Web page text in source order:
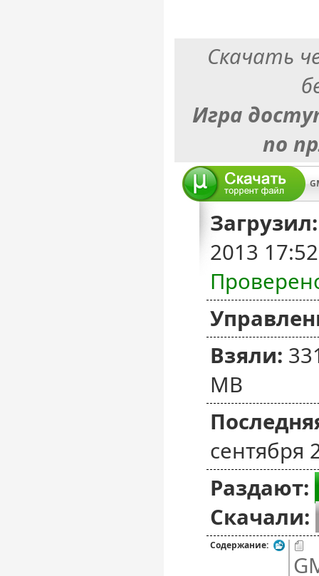
Скачать
Игра
по
Загрузил:
2013
Взяли:
MB
сентября
Раздают:
Скачали:
Содержание: